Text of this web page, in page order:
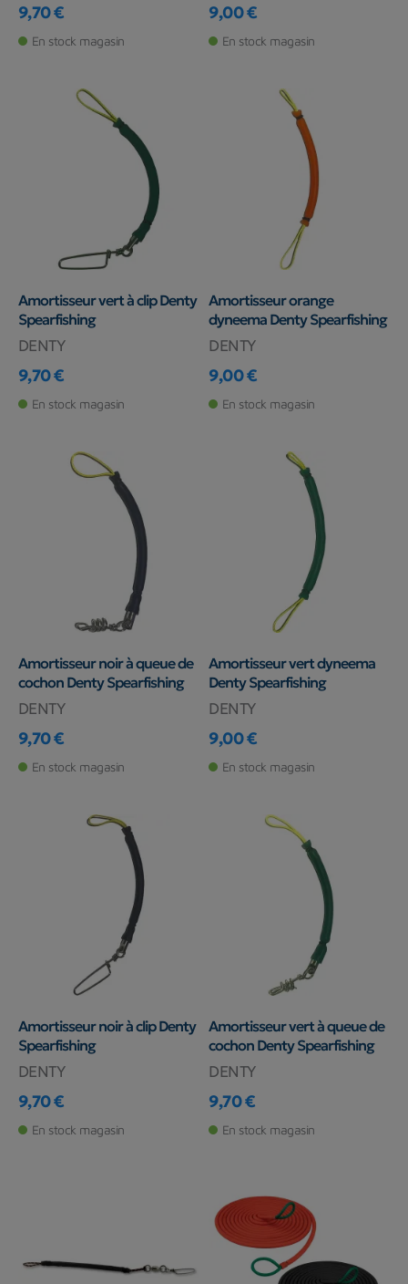
Prix
9,70 €
En stock magasin
Prix
9,00 €
En stock magasin
Amortisseur vert à clip Denty
Spearfishing
DENTY
Prix
9,70 €
En stock magasin
Amortisseur orange
dyneema Denty Spearfishing
DENTY
Prix
9,00 €
En stock magasin
Amortisseur noir à queue de
cochon Denty Spearfishing
DENTY
Prix
9,70 €
En stock magasin
Amortisseur vert dyneema
Denty Spearfishing
DENTY
Prix
9,00 €
En stock magasin
Amortisseur noir à clip Denty
Spearfishing
DENTY
Prix
9,70 €
En stock magasin
Amortisseur vert à queue de
cochon Denty Spearfishing
DENTY
Prix
9,70 €
En stock magasin